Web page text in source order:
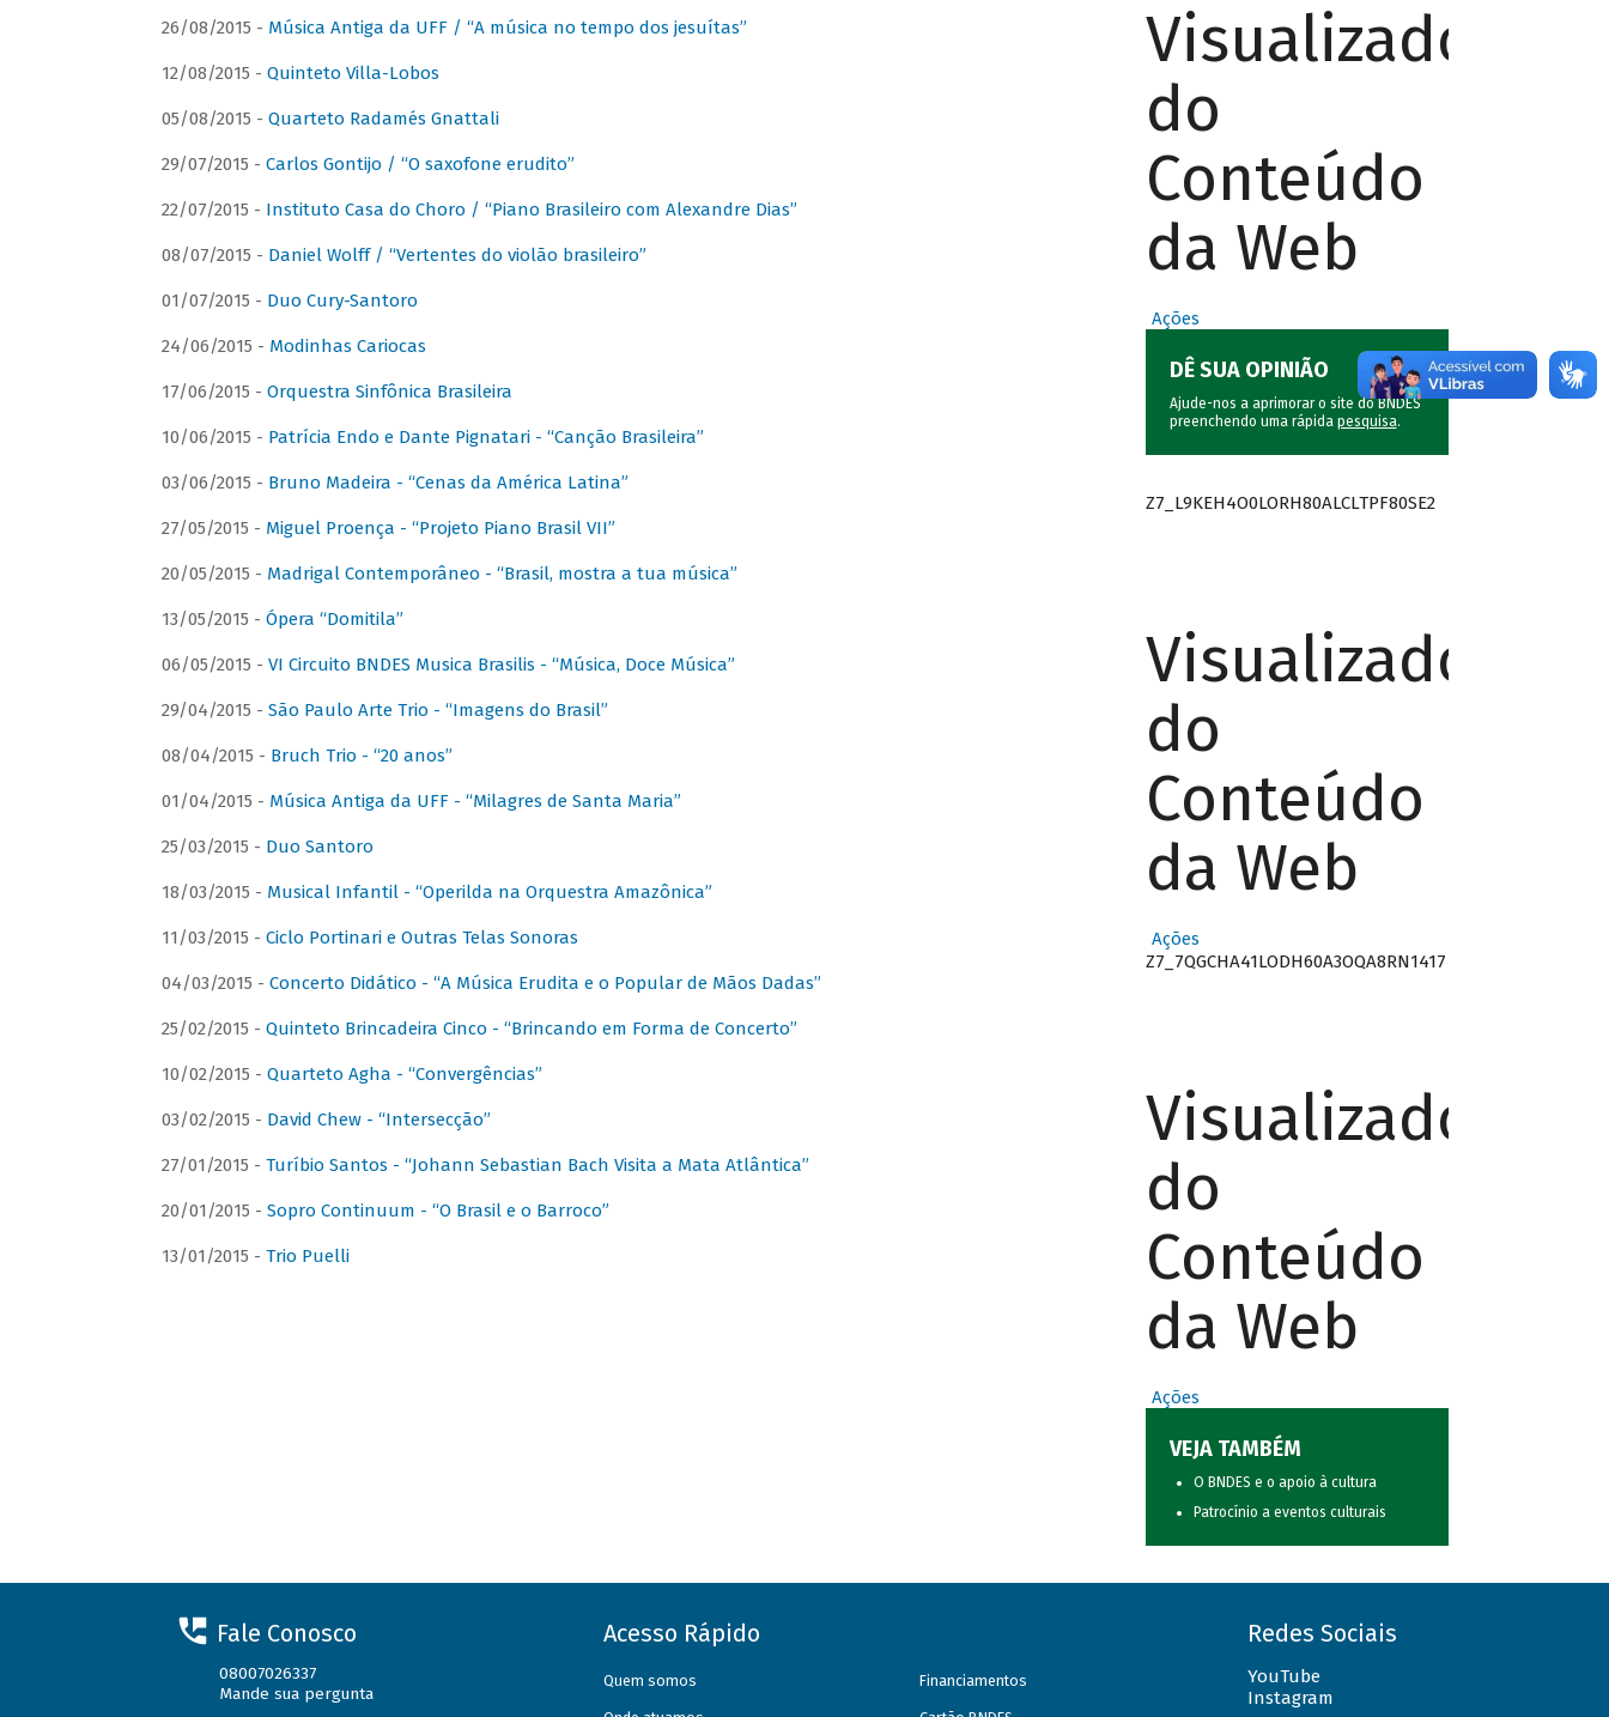
26/08/2015 - Música Antiga da UFF / “A música no tempo dos jesuítas”
12/08/2015 - Quinteto Villa-Lobos
05/08/2015 - Quarteto Radamés Gnattali
29/07/2015 - Carlos Gontijo / “O saxofone erudito”
22/07/2015 - Instituto Casa do Choro / “Piano Brasileiro com Alexandre Dias”
08/07/2015 - Daniel Wolff / “Vertentes do violão brasileiro”
01/07/2015 - Duo Cury-Santoro
24/06/2015 - Modinhas Cariocas
17/06/2015 - Orquestra Sinfônica Brasileira
10/06/2015 - Patrícia Endo e Dante Pignatari - “Canção Brasileira”
03/06/2015 - Bruno Madeira - “Cenas da América Latina”
27/05/2015 - Miguel Proença - “Projeto Piano Brasil VII”
20/05/2015 - Madrigal Contemporâneo - “Brasil, mostra a tua música”
13/05/2015 - Ópera “Domitila”
06/05/2015 - VI Circuito BNDES Musica Brasilis - “Música, Doce Música”
29/04/2015 - São Paulo Arte Trio - “Imagens do Brasil”
08/04/2015 - Bruch Trio - “20 anos”
01/04/2015 - Música Antiga da UFF - “Milagres de Santa Maria”
25/03/2015 - Duo Santoro
18/03/2015 - Musical Infantil - “Operilda na Orquestra Amazônica”
11/03/2015 - Ciclo Portinari e Outras Telas Sonoras
04/03/2015 - Concerto Didático - “A Música Erudita e o Popular de Mãos Dadas”
25/02/2015 - Quinteto Brincadeira Cinco - “Brincando em Forma de Concerto”
10/02/2015 - Quarteto Agha - “Convergências”
03/02/2015 - David Chew - “Intersecção”
27/01/2015 - Turíbio Santos - “Johann Sebastian Bach Visita a Mata Atlântica”
20/01/2015 - Sopro Continuum - “O Brasil e o Barroco”
13/01/2015 - Trio Puelli
Visualizador
do
Conteúdo
da Web
Ações
DÊ SUA OPINIÃO
Ajude-nos a aprimorar o site do BNDES
preenchendo uma rápida pesquisa.
Z7_L9KEH4O0LORH80ALCLTPF80SE2
Visualizador
do
Conteúdo
da Web
Ações
Z7_7QGCHA41LODH60A3OQA8RN1417
Visualizador
do
Conteúdo
da Web
Ações
VEJA TAMBÉM
O BNDES e o apoio à cultura
Patrocínio a eventos culturais
Fale Conosco
08007026337
Mande sua pergunta
Acesso Rápido
Quem somos Financiamentos
Redes Sociais
YouTube
Instagram